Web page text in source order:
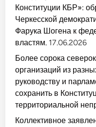
Конституции КБР»:
Черкесской
Фарука Шогена к
властям. 17.06.2026
Более сорока
организаций из
руководству и
сохранить в
территориальной
Коллективное